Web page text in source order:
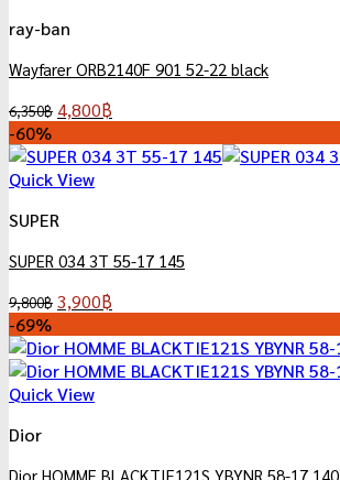
ray-ban
Wayfarer ORB2140F 901 52-22 black
6,350฿ Original
was:
6,350฿.
4,800฿
is:
-60%
Quick View
SUPER
SUPER 034 3T 55-17 145
9,800฿ Original
was:
9,800฿.
3,900฿
is:
3,900฿.
-69%
Quick View
Dior
Dior HOMME BLACKTIE121S YBYNR 58-17 140